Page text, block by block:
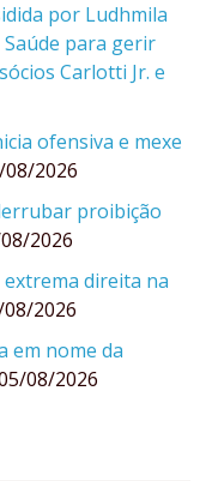
por Ludhmila
para gerir
Carlotti Jr. e
ofensiva e mexe
08/2026
proibição
2026
direita na
2026
em nome da
08/2026